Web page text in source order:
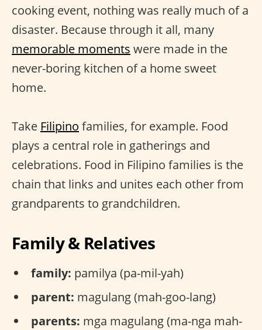
cooking event, nothing was really much of a
disaster. Because through it all, many
memorable moments were made in the
never-boring kitchen of a home sweet
home.
Take Filipino families, for example. Food
plays a central role in gatherings and
celebrations. Food in Filipino families is the
chain that links and unites each other from
grandparents to grandchildren.
Family & Relatives
family: pamilya (pa-mil-yah)
parent: magulang (mah-goo-lang)
parents: mga magulang (ma-nga mah-